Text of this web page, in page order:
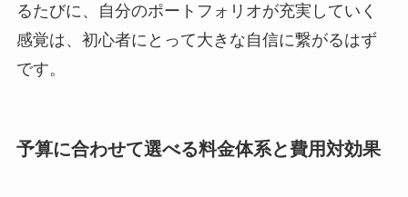
るたびに、自分のポートフォリオが充実していく
感覚は、初心者にとって大きな自信に繋がるはず
です。
予算に合わせて選べる料金体系と費用対効果